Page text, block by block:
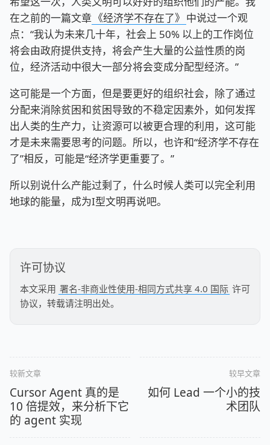
在过去，产能过剩可能就会爆发战争。当19世纪英国纺
德国钢铁产能无处消化时，希特勒用坦克履带丈量欧洲
大陆。
希望这一次，人类文明可以好好的组织他们的产能。我
在之前的一篇文章《经济学不存在了》
将会由政府提供支持，将会产生大量的公益性质的岗
位，经济活动中很大一部分将会变成分配型经济。”
出人类的生产力，让资源可以被更合理的利用，这可能
才是未来需要思考的问题。所以，也许和“经济学不存在
了”相反，可能是“经济学更重要了。”
许可协议
本文采用 署名-非商业性使用-相同方式共享 4.0 国际